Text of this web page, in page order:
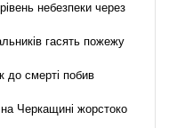
небезпеки через
гасять пожежу
до смерті побив
Черкащині жорстоко